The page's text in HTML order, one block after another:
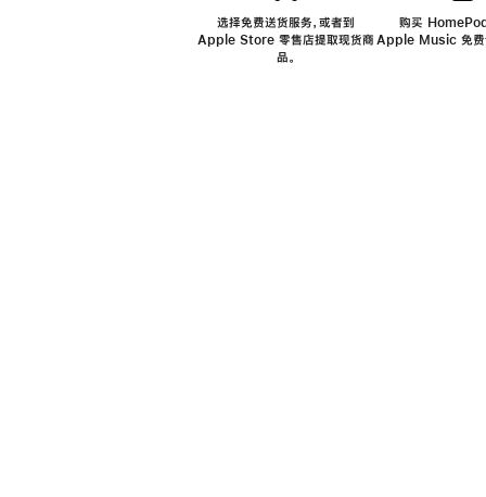
选择免费送货服务，或者到
Apple Store 零售店提取现货商
品。
购买
Apple Music 免费